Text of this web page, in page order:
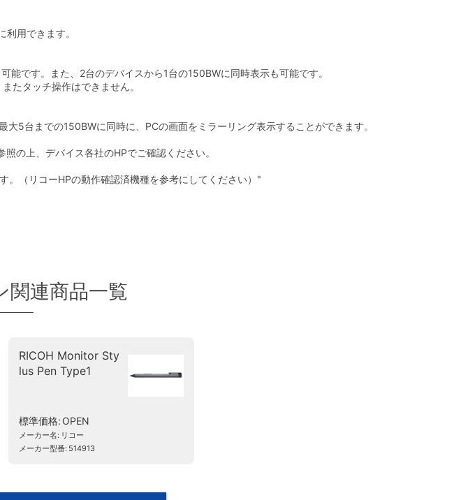
用できます。
です。また、2台のデバイスから1台の150BWに同時表示も可能です。
たタッチ操作はできません。
5台までの150BWに同時に、PCの画面をミラーリング表示することができます。
の上、デバイス各社のHPでご確認ください。
（リコーHPの動作確認済機種を参考にしてください） "
関連商品一覧
RICOH Monitor Sty
lus Pen Type1
標準価格 OPEN
メーカー名 リコー
メーカー型番 514913